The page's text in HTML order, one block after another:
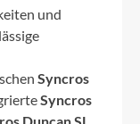
und
Syncros
Syncros